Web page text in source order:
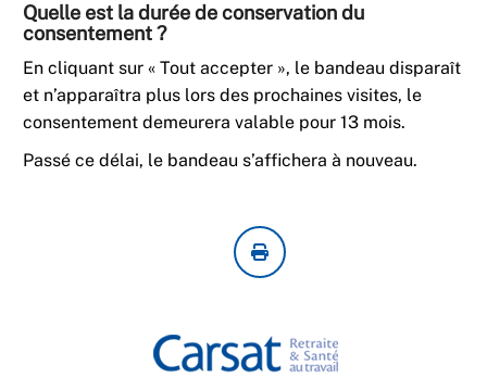
Quelle est la durée de conservation du
consentement ?
En cliquant sur « Tout accepter », le bandeau disparaît
et n’apparaîtra plus lors des prochaines visites, le
consentement demeurera valable pour 13 mois.
Passé ce délai, le bandeau s’affichera à nouveau.